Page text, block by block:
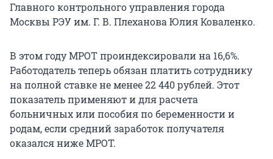
Главного контрольного управления города
Москвы РЭУ им. Г. В. Плеханова Юлия Коваленко.
В этом году МРОТ проиндексировали на 16,6%.
Работодатель теперь обязан платить сотруднику
на полной ставке не менее 22 440 рублей. Этот
показатель применяют и для расчета
больничных или пособия по беременности и
родам, если средний заработок получателя
оказался ниже МРОТ.